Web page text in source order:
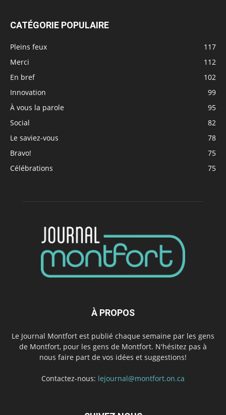
CATÉGORIE POPULAIRE
Pleins feux
117
Merci
112
En bref
102
Innovation
99
À vous la parole
95
Social
82
Le saviez-vous
78
Bravo!
75
Célébrations
75
À PROPOS
Le Journal Montfort est publié chaque semaine par les gens
de Montfort, pour les gens de Montfort. N'hésitez pas à
nous faire part de vos idées et suggestions!
Contactez-nous: lejournal@montfort.on.ca